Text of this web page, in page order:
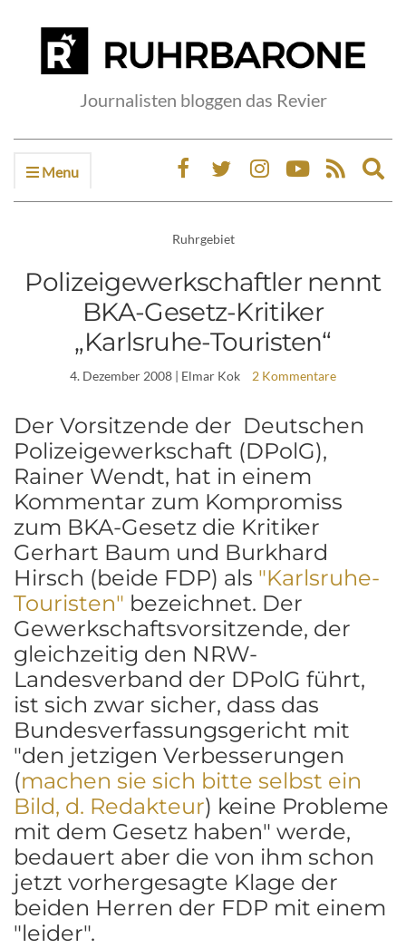
Journalisten bloggen das Revier
Menu
Ruhrgebiet
Polizeigewerkschaftler nennt
BKA-Gesetz-Kritiker
„Karlsruhe-Touristen“
4. Dezember 2008 | Elmar Kok 2 Kommentare
Der Vorsitzende der Deutschen
Polizeigewerkschaft (DPolG),
Rainer Wendt, hat in einem
Kommentar zum Kompromiss
zum BKA-Gesetz die Kritiker
Gerhart Baum und Burkhard
Hirsch (beide FDP) als "Karlsruhe-
Touristen" bezeichnet. Der
Gewerkschaftsvorsitzende, der
gleichzeitig den NRW-
Landesverband der DPolG führt,
ist sich zwar sicher, dass das
Bundesverfassungsgericht mit
"den jetzigen Verbesserungen
(machen sie sich bitte selbst ein
Bild, d. Redakteur) keine Probleme
mit dem Gesetz haben" werde,
bedauert aber die von ihm schon
jetzt vorhergesagte Klage der
beiden Herren der FDP mit einem
"leider".